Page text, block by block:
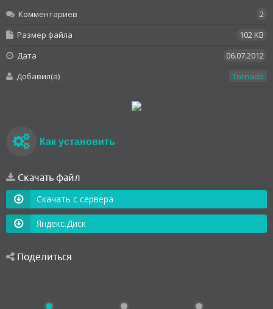
Комментариев
2
Размер файла
102 KB
Дата
06.07.2012
Добавил(а)
Tornado
Как установить
Скачать файл
Скачать с сервера
Яндекс.Диск
Поделиться